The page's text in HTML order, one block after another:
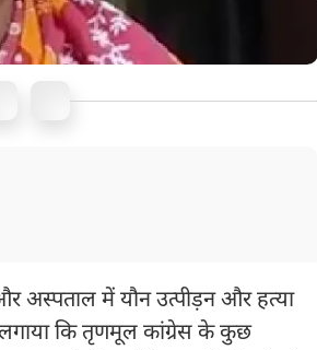
अस्पताल में यौन उत्पीड़न और हत्या
लगाया कि तृणमूल कांग्रेस के कुछ